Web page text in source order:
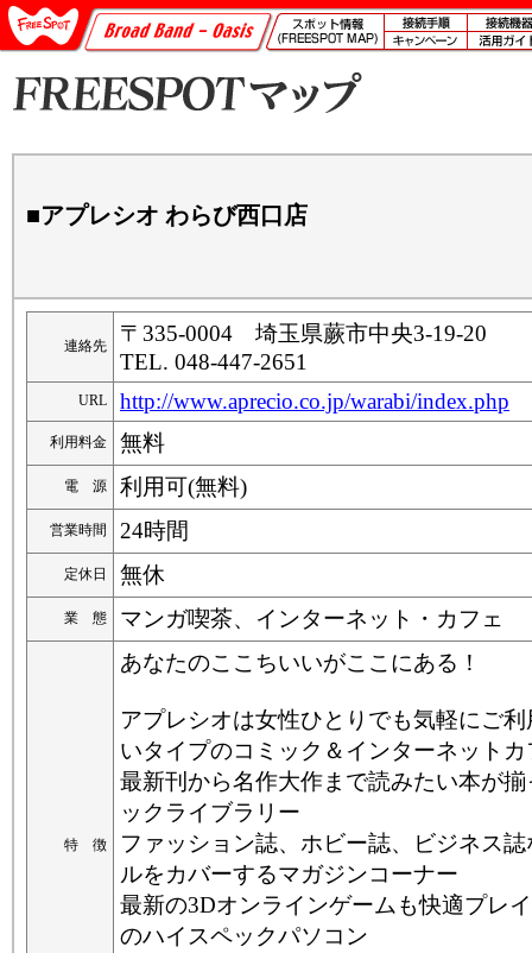
■アプレシオ わらび西口店
連絡先
〒335-0004 埼玉県蕨市中央3-19-20
TEL. 048-447-2651
URL http://www.aprecio.co.jp/warabi/index.php
利用料金 無料
電 源 利用可(無料)
営業時間 24時間
定休日 無休
業 態 マンガ喫茶、インターネット・カフェ
特 徴
あなたのここちいいがここにある！
アプレシオは女性ひとりでも気軽にご
いタイプのコミック＆インターネットカ
最新刊から名作大作まで読みたい本が
ックライブラリー
ファッション誌、ホビー誌、ビジネス
ルをカバーするマガジンコーナー
最新の3Dオンラインゲームも快適プレ
のハイスペックパソコン